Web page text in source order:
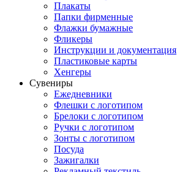
Плакаты
Папки фирменные
Флажки бумажные
Фликеры
Инструкции и документация
Пластиковые карты
Хенгеры
Сувениры
Ежедневники
Флешки с логотипом
Брелоки с логотипом
Ручки с логотипом
Зонты с логотипом
Посуда
Зажигалки